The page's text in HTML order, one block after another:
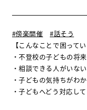
#傍楽開催
#話そう
【こんなことで困って
・不登校の子どもの将
・相談できる人がいない
・子どもの気持ちがわ
・子どもへどう対応し